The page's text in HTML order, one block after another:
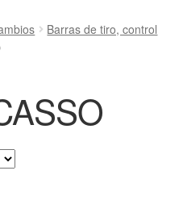
Barras de tiro, control